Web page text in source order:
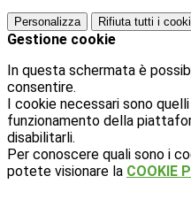
Personalizza Rifiuta tutti i
Gestione cookie
In questa schermata è
consentire.
I cookie necessari sono
funzionamento della
disabilitarli.
Per conoscere quali sono i
potete visionare la COOKIE